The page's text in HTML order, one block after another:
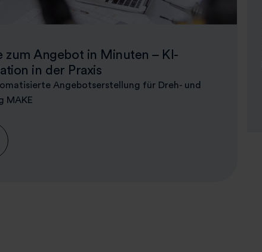
zum Angebot in Minuten – KI-
in der Praxis
Angebotserstellung für Dreh- und
MAKE